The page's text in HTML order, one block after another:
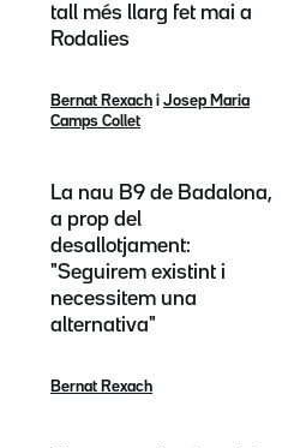
tall més llarg fet mai a
Rodalies
Bernat Rexach i Josep Maria
Camps Collet
La nau B9 de Badalona,
a prop del
desallotjament:
"Seguirem existint i
necessitem una
alternativa"
Bernat Rexach